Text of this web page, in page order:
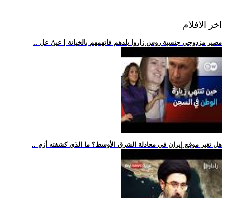
اخر الافلام
.. مصير مزدوجي جنسية روس زاروا بلدهم فاتهمهم بالخيانة | عينٌ عل
.. هل تغير موقع إيران في معادلة الشرق الأوسط؟ ما الذي كشفته أزم